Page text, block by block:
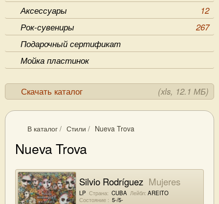
Аксессуары
12
Рок-сувениры
267
Подарочный сертификат
Мойка пластинок
Скачать каталог (xls, 12.1 МБ)
В каталог / Стили / Nueva Trova
Nueva Trova
Silvio Rodríguez Mujeres
LP Страна: CUBA Лейбл: AREITO
Состояние : 5-/5-